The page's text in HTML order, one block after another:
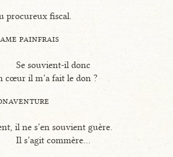
procureux fiscal.
painfrais
Se souvient-il donc
cœur il m’a fait le don ?
il ne s’en souvient guère.
Il s’agit commère...